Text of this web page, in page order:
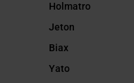
Holmatro
Jeton
Biax
Yato